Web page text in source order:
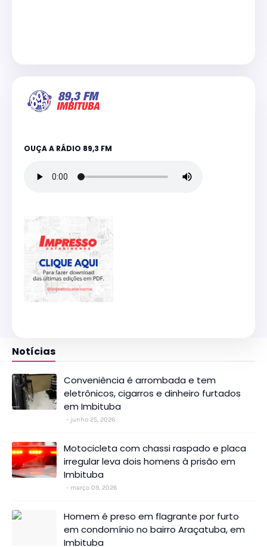
OUÇA A RÁDIO 89,3 FM
Notícias
Conveniência é arrombada e tem
eletrônicos, cigarros e dinheiro furtados
em Imbituba
junho 25, 2026
Motocicleta com chassi raspado e placa
irregular leva dois homens à prisão em
Imbituba
março 09, 2026
Homem é preso em flagrante por furto
em condomínio no bairro Araçatuba, em
Imbituba